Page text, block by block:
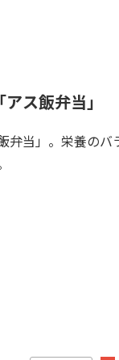
ス飯弁当」
弁当」。栄養の